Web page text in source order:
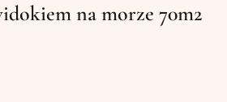
na morze 70m2